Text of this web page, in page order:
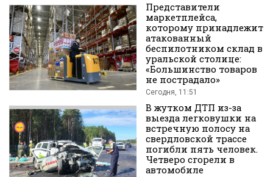
Вконтакте
Представители
маркетплейса,
которому принадлежит
атакованный
беспилотником склад в
уральской столице:
«Большинство товаров
не пострадало»
Сегодня, 11:51
В жутком ДТП из-за
выезда легковушки на
встречную полосу на
свердловской трассе
погибли пять человек.
Четверо сгорели в
автомобиле